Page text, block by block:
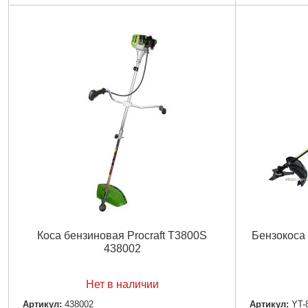
Рабочий объем двигателя: 52 СС
Уровень звуковой мощности:
Количество зубьев на валу штанги:
150 см
Максимальное число оборотов:
Автоматическая катушка:
2 Победитовых 40Т, диск 3Т
Емкость для замешивания:
1 шт
1 шт
Руководство по эксплуатации:
Сумка с ручным инструментом:
Вес брутто: 8,900 г
Коса бензиновая Procraft T3800S
438002
Нет в наличии
Артикул: 438002
Артикул: YT-